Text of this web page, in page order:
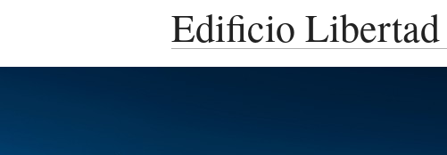
Edificio Libertad